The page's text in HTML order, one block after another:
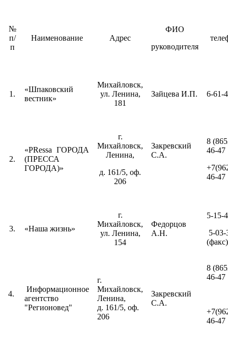
№
п/
п
Наименование Адрес
ФИО
руководителя
1.
«Шпаковский
вестник»
Михайловск,
ул. Ленина,
181
Зайцева И.П. 6-61-
2.
«PRessa ГОРОДА
(ПРЕССА
ГОРОДА)»
г.
Михайловск,
Ленина,
д. 161/5, оф.
206
Закревский
С.А.
8
46-47
46-47
3. «Наша жизнь»
г.
Михайловск,
ул. Ленина,
154
Федорцов
А.Н.
5-15-
5-03-
(факс)
4.
Информационное
агентство
"Регионовед"
г.
Михайловск,
Ленина,
д. 161/5, оф.
206
Закревский
С.А.
8
46-47
46-47